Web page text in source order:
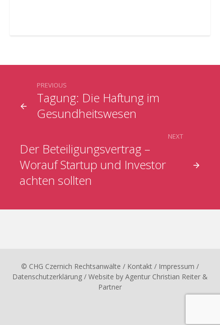
Tagung: Die Haftung im
Gesundheitswesen
PREVIOUS
Der Beteiligungsvertrag –
Worauf Startup und Investor
achten sollten
NEXT
© CHG Czernich Rechtsanwälte / Kontakt / Impressum /
Datenschutzerklärung / Website by Agentur Christian Reiter &
Partner